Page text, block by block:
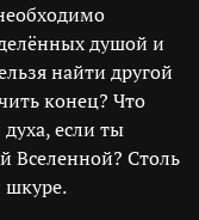
душой и
найти другой
конец? Что
если ты
Вселенной? Столь
шкуре.